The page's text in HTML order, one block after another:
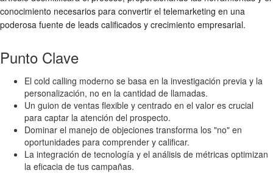
conocimiento necesarios para convertir el telemarketing en una
poderosa fuente de leads calificados y crecimiento empresarial.
Punto Clave
El cold calling moderno se basa en la investigación previa y la
personalización, no en la cantidad de llamadas.
Un guion de ventas flexible y centrado en el valor es crucial
para captar la atención del prospecto.
Dominar el manejo de objeciones transforma los "no" en
oportunidades para comprender y calificar.
La integración de tecnología y el análisis de métricas optimizan
la eficacia de tus campañas.